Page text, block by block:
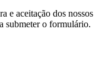
e aceitação dos nossos
submeter o formulário.